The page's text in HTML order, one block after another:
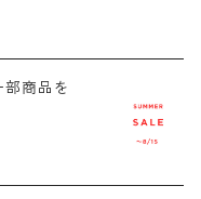
商品を